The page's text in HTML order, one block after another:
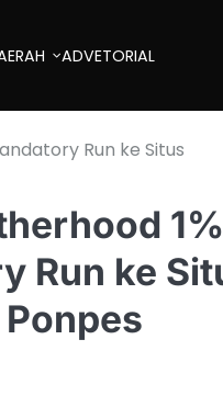
ADVETORIAL
Run ke Situs
1%
Run ke